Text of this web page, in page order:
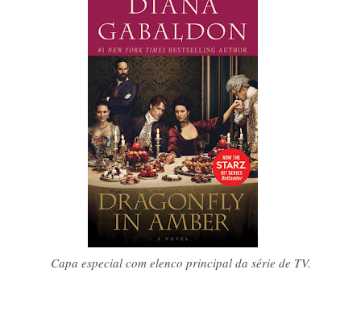
Capa especial com elenco principal da série de TV.